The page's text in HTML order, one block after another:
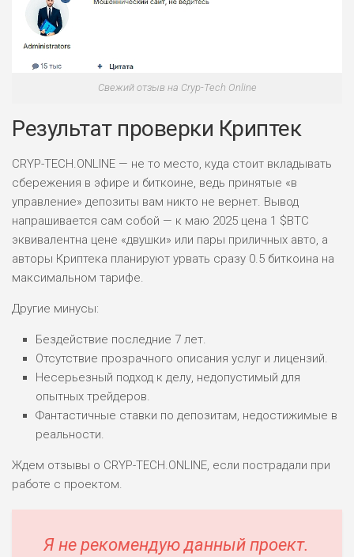
Свежий отзыв на Cryp-Tech Online
Результат проверки Криптек
CRYP-TECH.ONLINE — не то место, куда стоит вкладывать
сбережения в эфире и биткоине, ведь принятые «в
управление» депозиты вам никто не вернет. Вывод
напрашивается сам собой — к маю 2025 цена 1 $BTC
эквивалентна цене «двушки» или пары приличных авто, а
авторы Криптека планируют урвать сразу 0.5 биткоина на
максимальном тарифе.
Другие минусы:
Бездействие последние 7 лет.
Отсутствие прозрачного описания услуг и лицензий.
Несерьезный подход к делу, недопустимый для
опытных трейдеров.
Фантастичные ставки по депозитам, недостижимые в
реальности.
Ждем отзывы о CRYP-TECH.ONLINE, если пострадали при
работе с проектом.
Я не рекомендую данный проект.